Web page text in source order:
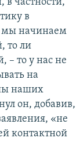
частности,
в
мы начинаем
то ли
– то у нас не
на
наших
он, добавив,
«не
контактной